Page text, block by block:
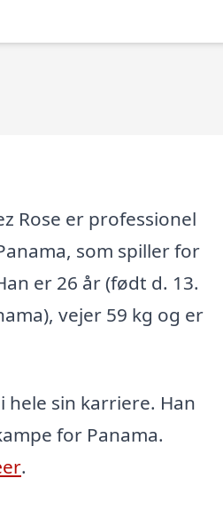
Rose er professionel
som spiller for
er 26 år (født d. 13.
vejer 59 kg og er
hele sin karriere. Han
for Panama.
.